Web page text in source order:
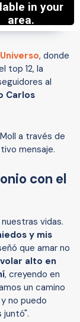
, donde
top 12, la
al
Carlos
a través de
mensaje.
con el
vidas.
y mis
que amar no
alto en
, creyendo en
un camino
no puedo
juntó".